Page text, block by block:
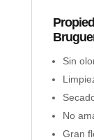
Sin
No
Gran